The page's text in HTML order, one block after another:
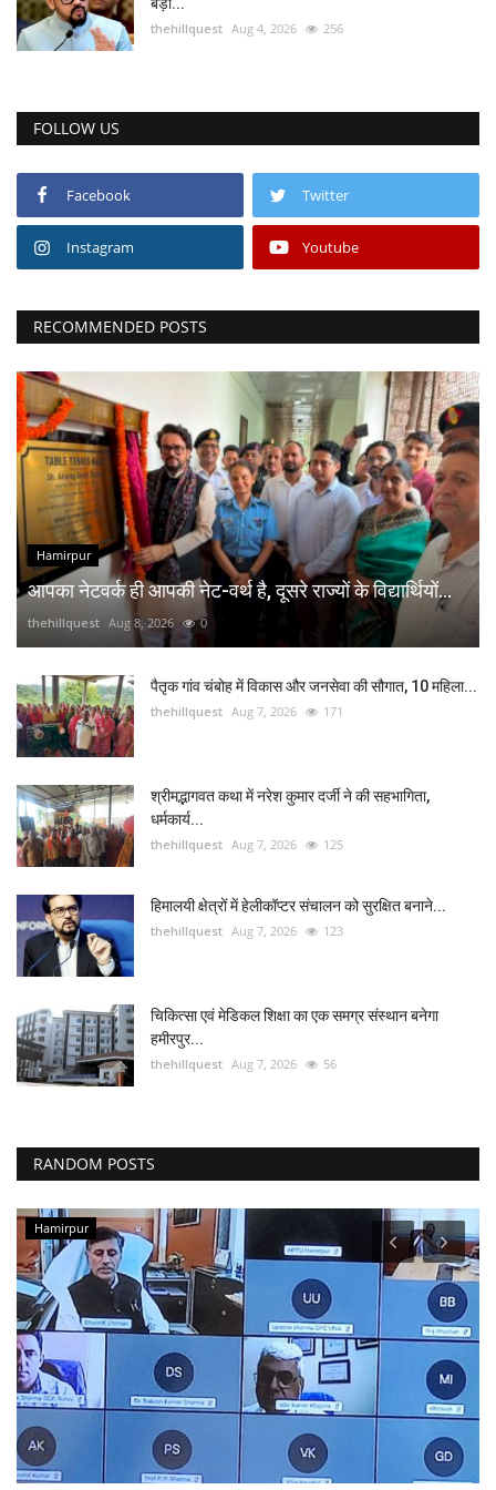
बड़ी...
thehillquest Aug 4, 2026 256
FOLLOW US
Facebook Twitter
Instagram Youtube
RECOMMENDED POSTS
Hamirpur
आपका नेटवर्क ही आपकी नेट-वर्थ है, दूसरे राज्यों के विद्यार्थियों...
thehillquest Aug 8, 2026 0
पैतृक गांव चंबोह में विकास और जनसेवा की सौगात, 10 महिला...
thehillquest Aug 7, 2026 171
श्रीमद्भागवत कथा में नरेश कुमार दर्जी ने की सहभागिता,
धर्मकार्य...
thehillquest Aug 7, 2026 125
हिमालयी क्षेत्रों में हेलीकॉप्टर संचालन को सुरक्षित बनाने...
thehillquest Aug 7, 2026 123
चिकित्सा एवं मेडिकल शिक्षा का एक समग्र संस्थान बनेगा
हमीरपुर...
thehillquest Aug 7, 2026 56
RANDOM POSTS
Hamirpur